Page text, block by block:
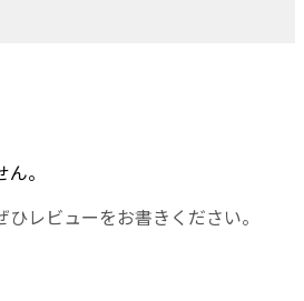
。
レビューをお書きください。